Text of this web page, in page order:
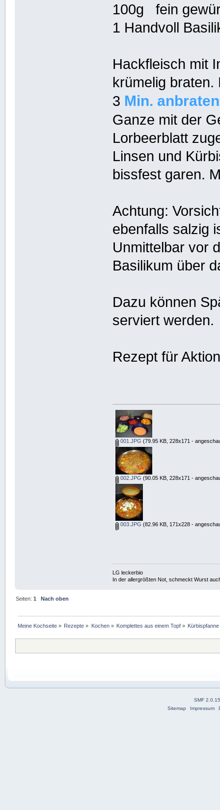
100g fein
1 Handvoll
Hackfleisch mit
krümelig
3 Min. anbraten
Ganze mit der
Lorbeerblatt
Linsen und
bissfest garen.
Achtung:
ebenfalls salzig
Unmittelbar vor
Basilikum über
Dazu können
serviert werden.
Rezept für
001.JPG (79.95 KB, 228x171 -
002.JPG (90.05 KB, 228x171 -
003.JPG (82.96 KB, 171x228 -
LG leckerbio
In der allergrößten Not, schmeckt Wurst
Seiten:1 Nach oben
Meine Kochseite » Rezepte » Kochen» Komplettes aus einem Topf » Kürbispfanne
SMF
Sitemap
Impressum